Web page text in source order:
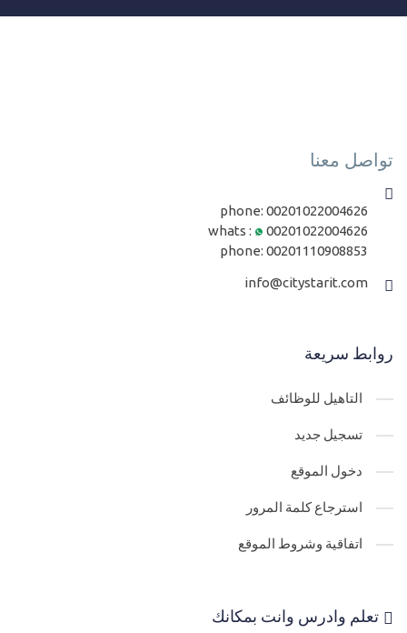
تواصل معنا
phone: 00201022004626
whats :
00201022004626
phone: 00201110908853
info@citystarit.com
روابط سريعة
التاهيل للوظائف
تسجيل جديد
دخول الموقع
استرجاع كلمة المرور
اتفاقية وشروط الموقع
تعلم وادرس وانت بمكانك